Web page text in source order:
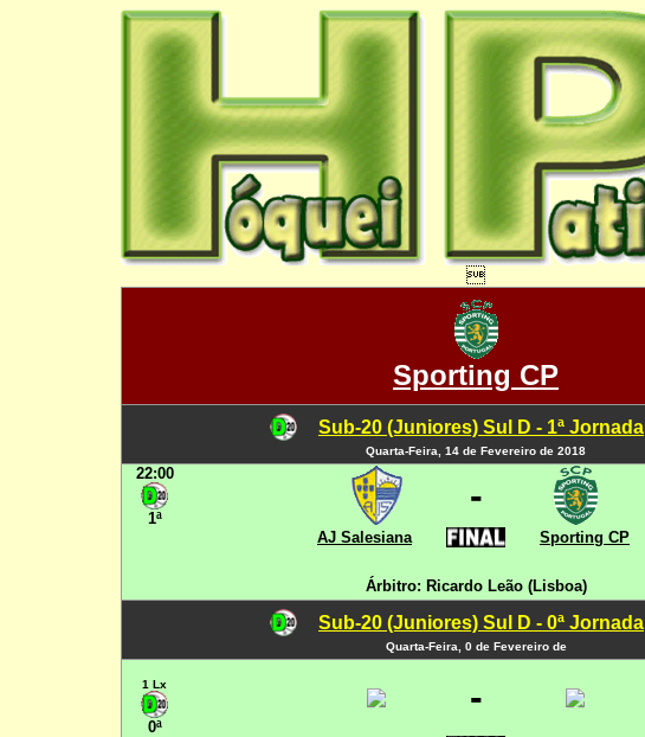

Sporting CP
Sub-20 (Juniores) Sul D - 1ª Jornada
Quarta-Feira, 14 de Fevereiro de 2018
22:00
1ª
-
AJ Salesiana Sporting CP
Árbitro: Ricardo Leão (Lisboa)
Sub-20 (Juniores) Sul D - 0ª Jornada
Quarta-Feira, 0 de Fevereiro de
1 Lx
0ª
-